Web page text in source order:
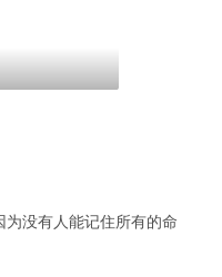
没有人能记住所有的命